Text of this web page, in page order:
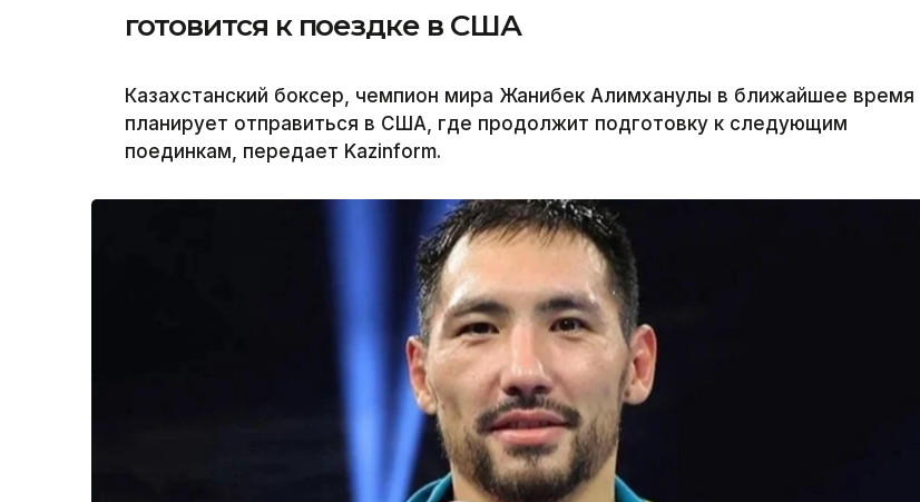
готовится к поездке в США
Казахстанский боксер, чемпион мира Жанибек Алимханулы в ближайшее время
планирует отправиться в США, где продолжит подготовку к следующим
поединкам, передает Kazinform.